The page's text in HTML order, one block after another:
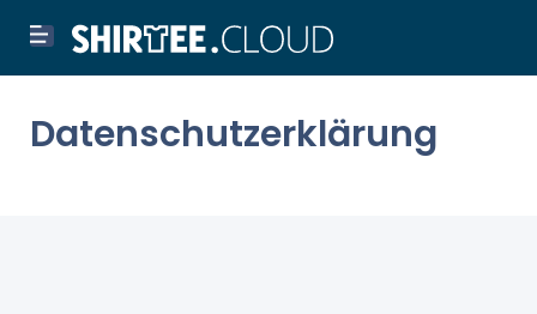
Datenschutzerklärung